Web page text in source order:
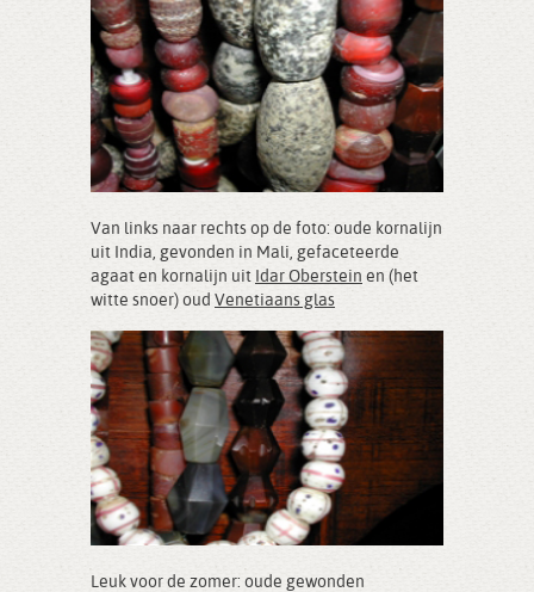
Van links naar rechts op de foto: oude kornalijn
uit India, gevonden in Mali, gefaceteerde
agaat en kornalijn uit Idar Oberstein en (het
witte snoer) oud Venetiaans glas
Leuk voor de zomer: oude gewonden